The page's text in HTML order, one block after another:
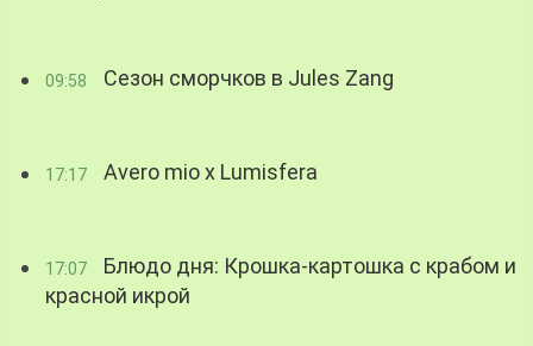
09:58 Сезон сморчков в Jules Zang
17:17 Avero mio x Lumisfera
17:07
Блюдо дня: Крошка-картошка с крабом и
красной икрой